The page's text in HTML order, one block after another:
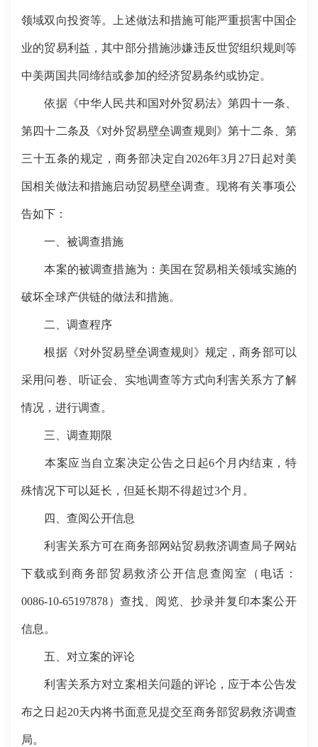
领域双向投资等。上述做法和措施可能严重损害中国企
业的贸易利益，其中部分措施涉嫌违反世贸组织规则等
中美两国共同缔结或参加的经济贸易条约或协定。
依据《中华人民共和国对外贸易法》第四十一条、
第四十二条及《对外贸易壁垒调查规则》第十二条、第
三十五条的规定，商务部决定自2026年3月27日起对美
国相关做法和措施启动贸易壁垒调查。现将有关事项公
告如下：
一、被调查措施
本案的被调查措施为：美国在贸易相关领域实施的
破坏全球产供链的做法和措施。
二、调查程序
根据《对外贸易壁垒调查规则》规定，商务部可以
采用问卷、听证会、实地调查等方式向利害关系方了解
情况，进行调查。
三、调查期限
本案应当自立案决定公告之日起6个月内结束，特
殊情况下可以延长，但延长期不得超过3个月。
四、查阅公开信息
利害关系方可在商务部网站贸易救济调查局子网站
下载或到商务部贸易救济公开信息查阅室（电话：
0086-10-65197878）查找、阅览、抄录并复印本案公开
信息。
五、对立案的评论
利害关系方对立案相关问题的评论，应于本公告发
布之日起20天内将书面意见提交至商务部贸易救济调查
局。